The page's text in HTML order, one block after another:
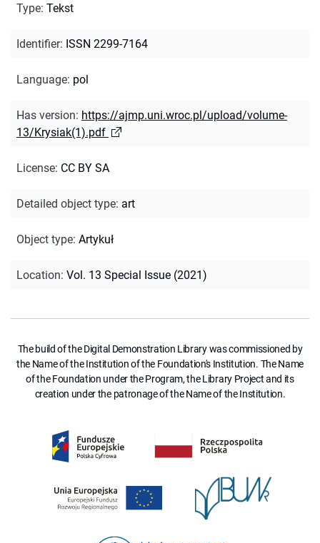
Type: Tekst
Identifier: ISSN 2299-7164
Language: pol
Has version: https://ajmp.uni.wroc.pl/upload/volume-
13/Krysiak(1).pdf
License: CC BY SA
Detailed object type: art
Object type: Artykuł
Location: Vol. 13 Special Issue (2021)
The build of the Digital Demonstration Library was commissioned by
the Name of the Institution of the Foundation's Institution. The Name
of the Foundation under the Program, the Library Project and its
creation under the patronage of the Name of the Institution.